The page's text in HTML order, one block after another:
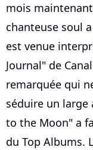
mois
chanteuse soul
est venue
Journal" de
remarquée qui
séduire un
to the Moon" a
du Top Albums.